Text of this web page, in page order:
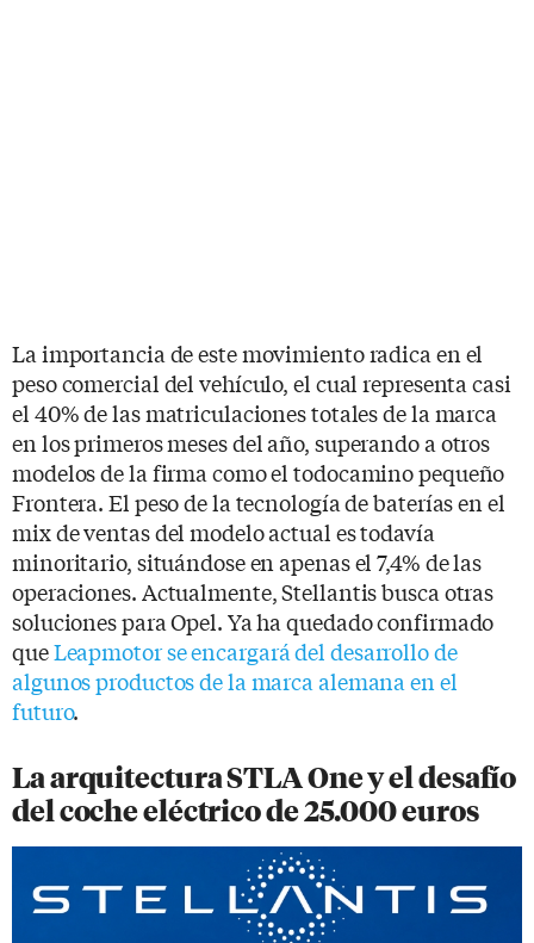
La importancia de este movimiento radica en el
peso comercial del vehículo, el cual representa casi
el 40% de las matriculaciones totales de la marca
en los primeros meses del año, superando a otros
modelos de la firma como el todocamino pequeño
Frontera. El peso de la tecnología de baterías en el
mix de ventas del modelo actual es todavía
minoritario, situándose en apenas el 7,4% de las
operaciones. Actualmente, Stellantis busca otras
soluciones para Opel. Ya ha quedado confirmado
queLeapmotor se encargará del desarrollo de
algunos productos de la marca alemana en el
futuro.
La arquitectura STLA One y el desafío
del coche eléctrico de 25.000 euros